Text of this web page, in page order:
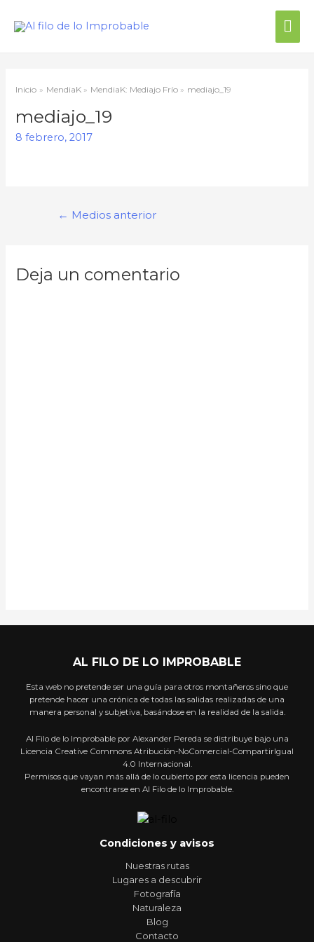
Inicio MendiaK MendiaK: Mediajo Frío mediajo_19
mediajo_19
8 febrero, 2017
← Medios anterior
Deja un comentario
AL FILO DE LO IMPROBABLE
Esta web no pretende ser una guía para otros montañeros sino que
pretende hacer una crónica de todas las salidas realizadas de una
manera personal y subjetiva, basándose en la realidad de la salida.
Al Filo de lo Improbable por Alexander Pereda se distribuye bajo una
Licencia Creative Commons Atribución-NoComercial-CompartirIgual
4.0 Internacional.
Permisos que vayan más allá de lo cubierto por esta licencia pueden
encontrarse en Al Filo de lo Improbable.
Condiciones y avisos
Nuestras rutas
Lugares a descubrir
Fotografía
Naturaleza
Blog
Contacto